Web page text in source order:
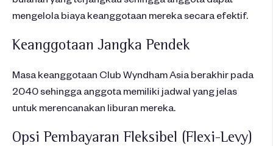
mengelola biaya keanggotaan mereka secara efektif.
Keanggotaan Jangka Pendek
Masa keanggotaan Club Wyndham Asia berakhir pada
2040sehingga anggota memiliki jadwal yang jelas
untuk merencanakan liburan mereka
Opsi Pembayaran Fleksibel (Flexi-Levy)